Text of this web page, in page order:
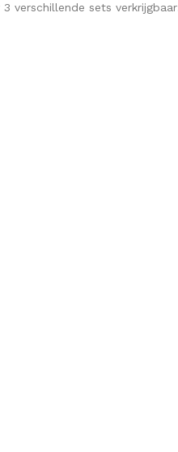
verschillende sets